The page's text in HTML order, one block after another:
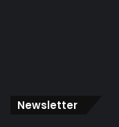
Newsletter